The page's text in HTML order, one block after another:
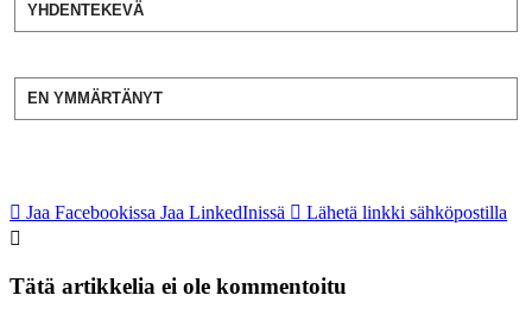
YHDENTEKEVÄ
EN YMMÄRTÄNYT
Jaa Facebookissa Jaa LinkedInissä Lähetä linkki sähköpostilla
Tätä artikkelia ei ole kommentoitu